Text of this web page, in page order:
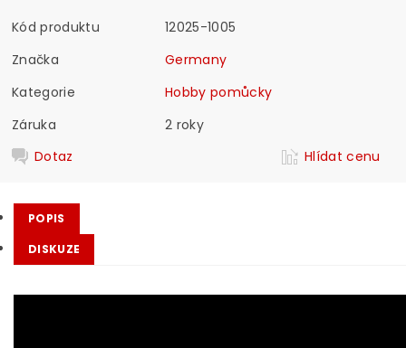
Kód produktu
12025-1005
Značka
Germany
Kategorie
Hobby pomůcky
Záruka
2 roky
Dotaz
Hlídat cenu
POPIS
DISKUZE